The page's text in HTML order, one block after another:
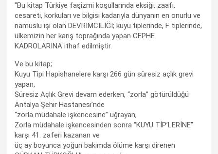
"Bu kitap Türkiye faşizmi koşullarında eksiği, zaafı,
cesareti, korkuları ve bilgisi kadarıyla dünyanın en onurlu ve
namuslu işi olan DEVRİMCİLİĞİ; kuyu tiplerinde, F tiplerinde,
ülkemizin her karış toprağında yapan CEPHE
KADROLARINA ithaf edilmiştir.
Ve bu kitap;
Kuyu Tipi Hapishanelere karşı 266 gün süresiz açlık grevi
yapan,
Süresiz Açlık Grevi devam ederken, “zorla” götürüldüğü
Antalya Şehir Hastanesi’nde
“zorla müdahale işkencesine” uğrayan,
Zorla müdahale işkencesinden sonra “KUYU TİP’LERİNE”
karşı 41. zaferi kazanan ve
üç ay boyunca yoğun bakımda ölüme karşı direnen